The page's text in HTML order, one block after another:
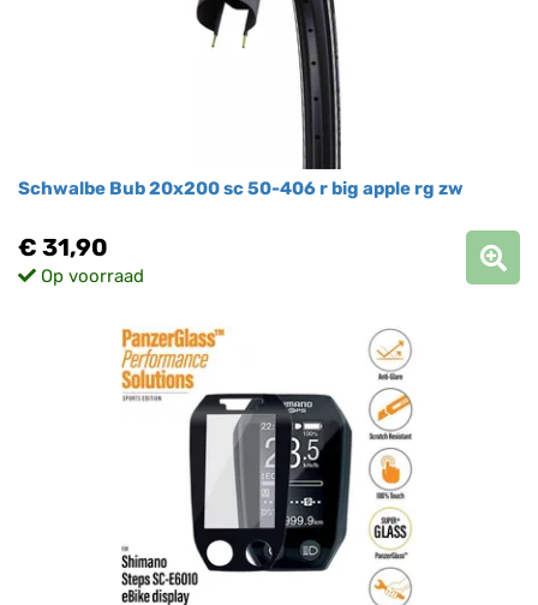
Schwalbe Bub 20x200 sc 50-406 r big apple rg zw
€ 31,90
Op voorraad